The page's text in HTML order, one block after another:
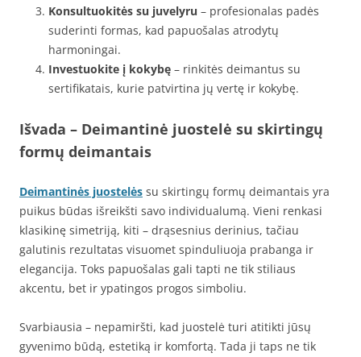
Konsultuokitės su juvelyru – profesionalas padės
suderinti formas, kad papuošalas atrodytų
harmoningai.
Investuokite į kokybę – rinkitės deimantus su
sertifikatais, kurie patvirtina jų vertę ir kokybę.
Išvada – Deimantinė juostelė su skirtingų
formų deimantais
Deimantinės juostelės su skirtingų formų deimantais yra
puikus būdas išreikšti savo individualumą. Vieni renkasi
klasikinę simetriją, kiti – drąsesnius derinius, tačiau
galutinis rezultatas visuomet spinduliuoja prabanga ir
elegancija. Toks papuošalas gali tapti ne tik stiliaus
akcentu, bet ir ypatingos progos simboliu.
Svarbiausia – nepamiršti, kad juostelė turi atitikti jūsų
gyvenimo būdą, estetiką ir komfortą. Tada ji taps ne tik